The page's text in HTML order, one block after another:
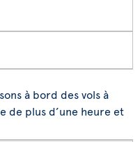
à bord des vols à
de plus d’une heure et